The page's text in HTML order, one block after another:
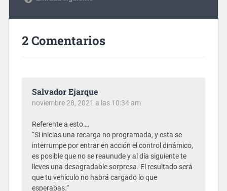
2 Comentarios
Salvador Ejarque
noviembre 28, 2021 a las 10:34 am
Referente a esto….
“Si inicias una recarga no programada, y esta se
interrumpe por entrar en acción el control dinámico,
es posible que no se reaunude y al día siguiente te
lleves una desagradable sorpresa. El resultado será
que tu vehículo no habrá cargado lo que
esperabas.”